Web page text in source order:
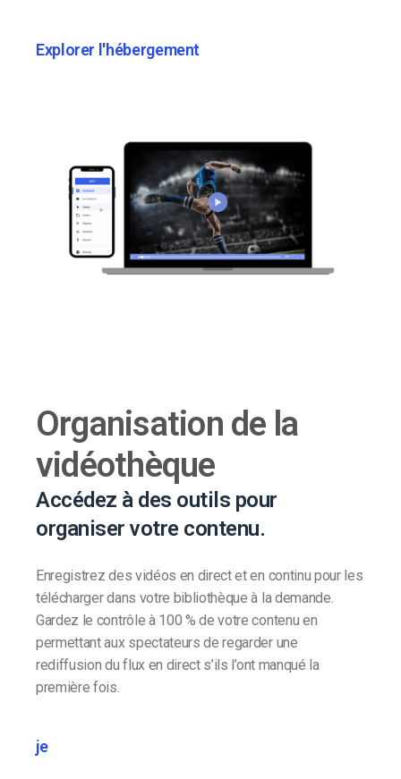
Explorer l'hébergement
Organisation de la
vidéothèque
Accédez à des outils pour
organiser votre contenu.
Enregistrez des vidéos en direct et en continu pour les
télécharger dans votre bibliothèque à la demande.
Gardez le contrôle à 100 % de votre contenu en
permettant aux spectateurs de regarder une
rediffusion du flux en direct s’ils l’ont manqué la
première fois.
je